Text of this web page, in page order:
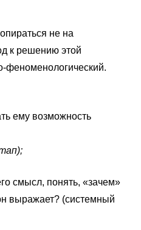
не на
к решению этой
феноменологический.
ему возможность
смысл, понять, «зачем»
выражает? (системный